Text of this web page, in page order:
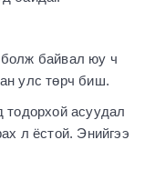
байвал юу ч
улс төрч биш.
тодорхой асуудал
л ёстой. Энийгээ